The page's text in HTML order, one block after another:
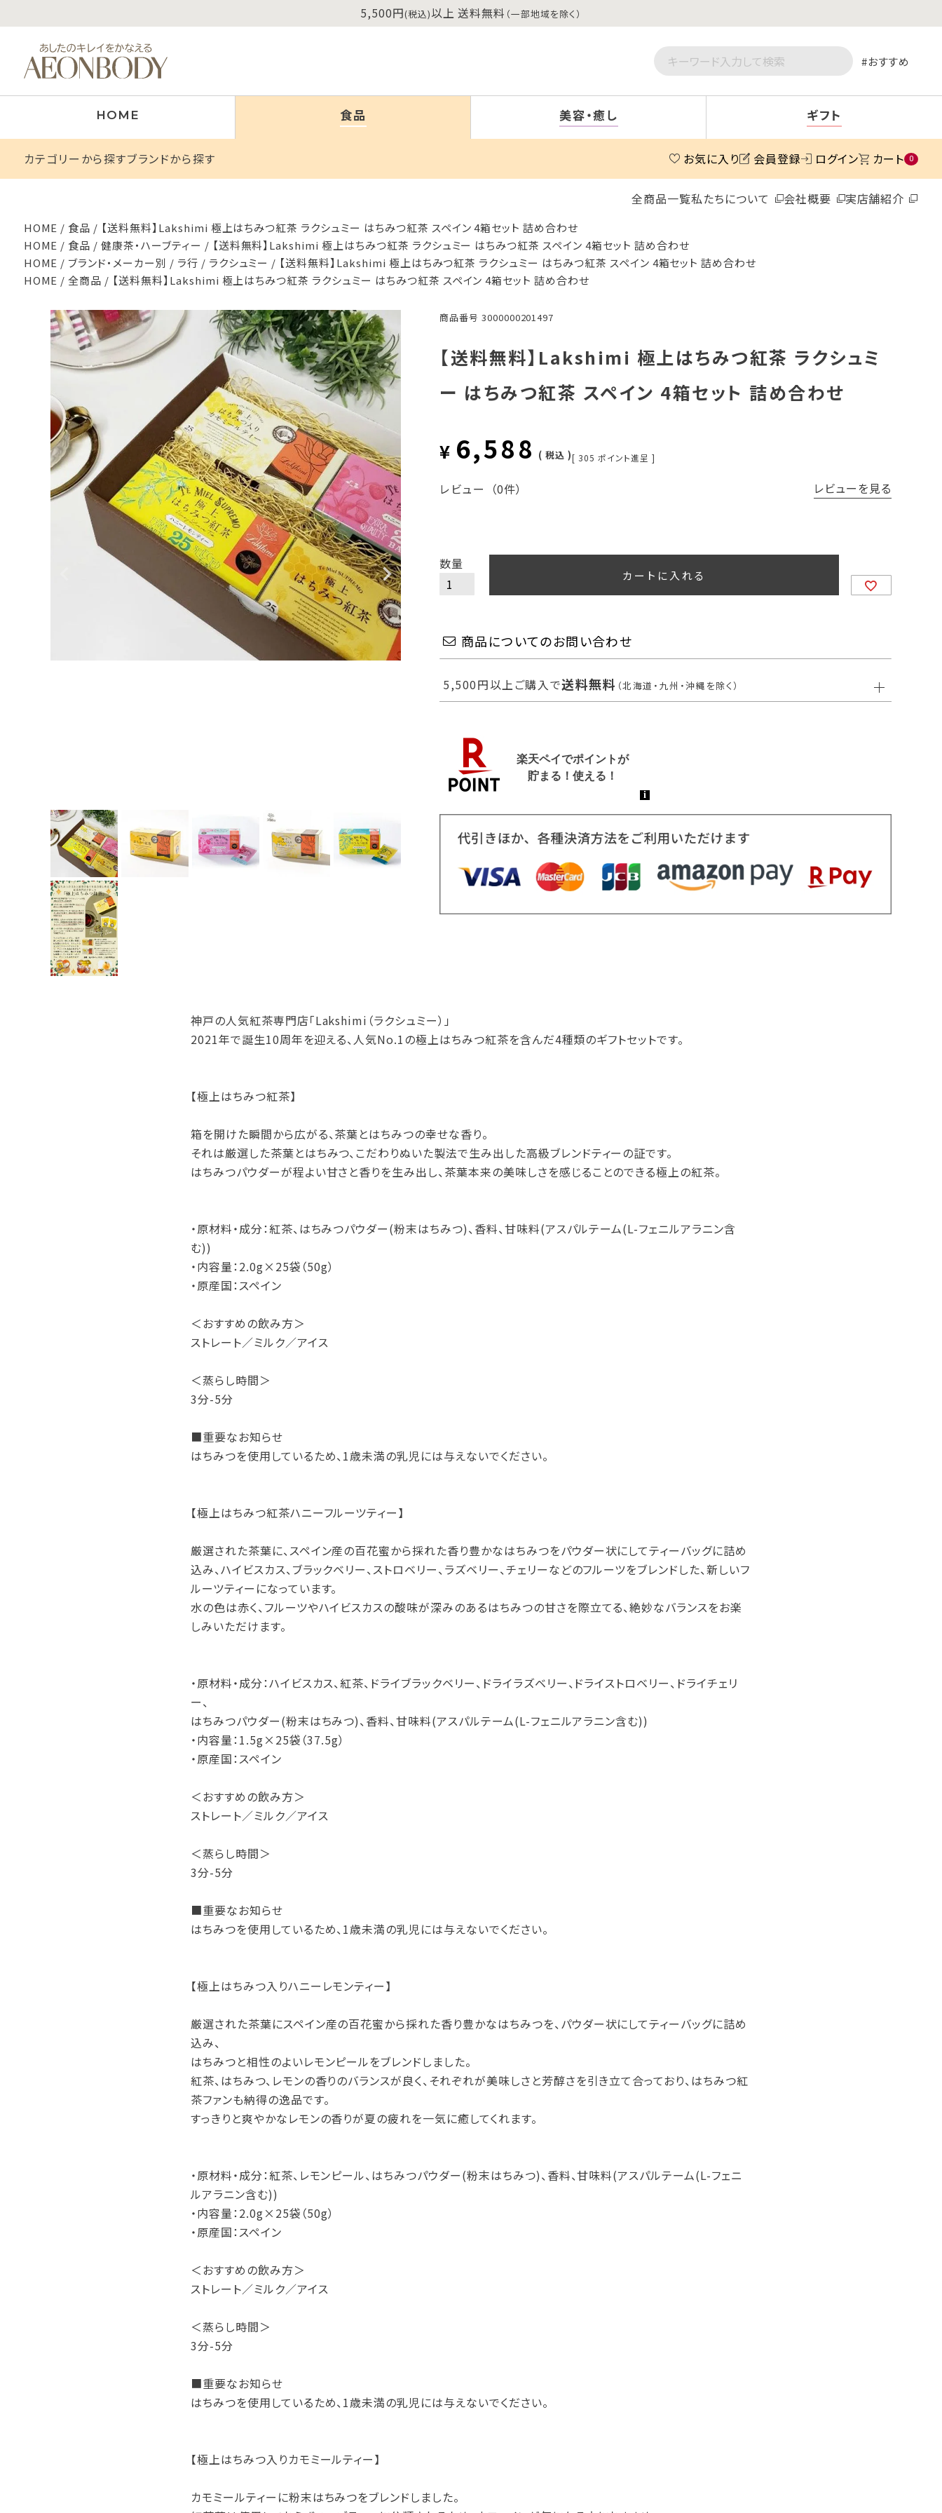
5,500円(税込)以上 送料無料 （一部地域を除く）
おすすめ
HOME 食品 美容・癒し ギフト
カテゴリーから探すブランドから探す お気に入り 会員登録 ログイン カート 0
全商品一覧私たちについて 会社概要 実店舗紹介
HOME 食品
【送料無料】Lakshimi 極上はちみつ紅茶 ラクシュミー はちみつ紅茶 スペイン 4箱セット 詰め合わせ
HOME
食品 健康茶・ハーブティー
【送料無料】Lakshimi 極上はちみつ紅茶 ラクシュミー はちみつ紅茶 スペイン 4箱セット 詰め合わせ
HOME
ブランド・メーカー別 ラ行 ラクシュミー
【送料無料】Lakshimi 極上はちみつ紅茶 ラクシュミー はちみつ紅茶 スペイン 4箱セット 詰め合わせ
HOME
全商品 【送料無料】Lakshimi 極上はちみつ紅茶 ラクシュミー はちみつ紅茶 スペイン 4箱セット 詰め合わせ
商品番号 3000000201497
【送料無料】Lakshimi 極上はちみつ紅茶 ラクシュミ
ー はちみつ紅茶 スペイン 4箱セット 詰め合わせ
¥ 6,588 税込 [ 305 ポイント進呈 ]
レビュー （0件） レビューを見る
カートに入れる
商品についてのお問い合わせ
5,500円以上ご購入で送料無料 （北海道・九州・沖縄を除く）
神戸の人気紅茶専門店「Lakshimi（ラクシュミー）」
2021年で誕生10周年を迎える、人気No.1の極上はちみつ紅茶を含んだ4種類のギフトセットです。
【極上はちみつ紅茶】
箱を開けた瞬間から広がる、茶葉とはちみつの幸せな香り。
それは厳選した茶葉とはちみつ、こだわりぬいた製法で生み出した高級ブレンドティーの証です。
はちみつパウダーが程よい甘さと香りを生み出し、茶葉本来の美味しさを感じることのできる極上の紅茶。
・原材料・成分：紅茶、はちみつパウダー(粉末はちみつ)、香料、甘味料(アスパルテーム(L-フェニルアラニン含
む))
・内容量：2.0g×25袋（50g）
・原産国：スペイン
＜おすすめの飲み方＞
ストレート／ミルク／アイス
＜蒸らし時間＞
3分-5分
■重要なお知らせ
はちみつを使用しているため、1歳未満の乳児には与えないでください。
【極上はちみつ紅茶ハニーフルーツティー】
厳選された茶葉に、スペイン産の百花蜜から採れた香り豊かなはちみつをパウダー状にしてティーバッグに詰め
込み、ハイビスカス、ブラックベリー、ストロベリー、ラズベリー、チェリーなどのフルーツをブレンドした、新しいフ
ルーツティーになっています。
水の色は赤く、フルーツやハイビスカスの酸味が深みのあるはちみつの甘さを際立てる、絶妙なバランスをお楽
しみいただけます。
・原材料・成分：ハイビスカス、紅茶、ドライブラックベリー、ドライラズベリー、ドライストロベリー、ドライチェリ
ー、
はちみつパウダー(粉末はちみつ)、香料、甘味料(アスパルテーム(L-フェニルアラニン含む))
・内容量：1.5g×25袋（37.5g）
・原産国：スペイン
＜おすすめの飲み方＞
ストレート／ミルク／アイス
＜蒸らし時間＞
3分-5分
■重要なお知らせ
はちみつを使用しているため、1歳未満の乳児には与えないでください。
【極上はちみつ入りハニーレモンティー】
厳選された茶葉にスペイン産の百花蜜から採れた香り豊かなはちみつを、パウダー状にしてティーバッグに詰め
込み、
はちみつと相性のよいレモンピールをブレンドしました。
紅茶、はちみつ、レモンの香りのバランスが良く、それぞれが美味しさと芳醇さを引き立て合っており、はちみつ紅
茶ファンも納得の逸品です。
すっきりと爽やかなレモンの香りが夏の疲れを一気に癒してくれます。
・原材料・成分：紅茶、レモンピール、はちみつパウダー(粉末はちみつ)、香料、甘味料(アスパルテーム(L-フェニ
ルアラニン含む))
・内容量：2.0g×25袋（50g）
・原産国：スペイン
＜おすすめの飲み方＞
ストレート／ミルク／アイス
＜蒸らし時間＞
3分-5分
■重要なお知らせ
はちみつを使用しているため、1歳未満の乳児には与えないでください。
【極上はちみつ入りカモミールティー】
カモミールティーに粉末はちみつをブレンドしました。